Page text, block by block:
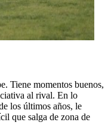
Tiene momentos buenos,
al rival. En lo
los últimos años, le
que salga de zona de